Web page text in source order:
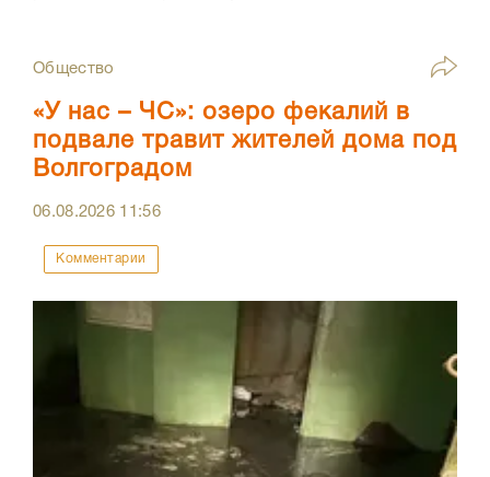
Общество
«У нас – ЧС»: озеро фекалий в
подвале травит жителей дома под
Волгоградом
06.08.2026 11:56
Комментарии